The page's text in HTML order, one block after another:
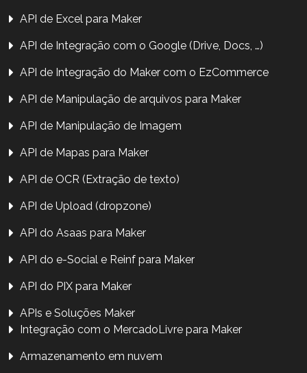
API de Excel para Maker
API de Integração com o Google (Drive, Docs, …)
API de Integração do Maker com o EzCommerce
API de Manipulação de arquivos para Maker
API de Manipulação de Imagem
API de Mapas para Maker
API de OCR (Extração de texto)
API de Upload (dropzone)
API do Asaas para Maker
API do e-Social e Reinf para Maker
API do PIX para Maker
APIs e Soluções Maker
Integração com o MercadoLivre para Maker
Armazenamento em nuvem